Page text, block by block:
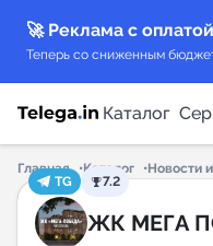
🚀 Реклама с
Теперь со сниженным
Каталог
Каталог каналов
Главная Каталог Новости
TG
7.2
ЖК МЕГА